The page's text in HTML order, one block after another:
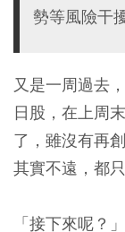
勢等風險干擾
又是一周過去
日股，在上周
了，雖沒有再
其實不遠，都
「接下來呢？